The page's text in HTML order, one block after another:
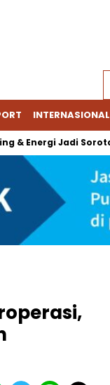
INTERNASIONAL
Jadi Sorotan